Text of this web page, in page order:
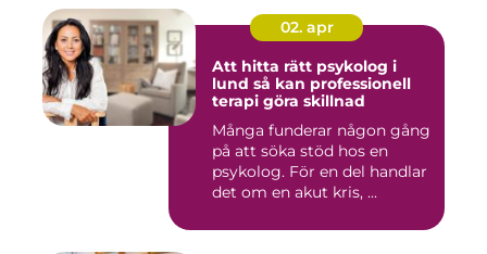
02. apr
Att hitta rätt psykolog i
lund så kan professionell
terapi göra skillnad
Många funderar någon gång
på att söka stöd hos en
psykolog. För en del handlar
det om en akut kris, ...